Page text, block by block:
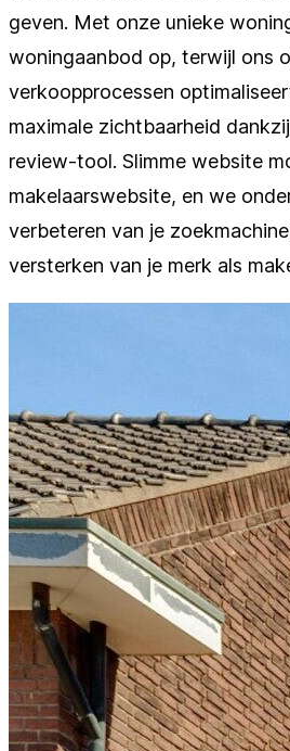
geven. Met onze unieke
woningaanbod op, terwijl ons
verkoopprocessen
maximale zichtbaarheid
review-tool. Slimme website
makelaarswebsite, en we
verbeteren van je
versterken van je merk als